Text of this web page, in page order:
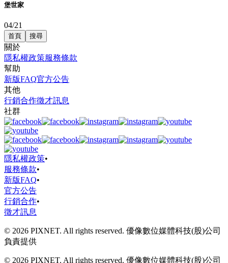
堡世家
04/21
首頁 搜尋
關於
隱私權政策服務條款
幫助
新版FAQ官方公告
其他
行銷合作徵才訊息
社群
隱私權政策•
服務條款•
新版FAQ•
官方公告
行銷合作•
徵才訊息
© 2026 PIXNET. All rights reserved. 優像數位媒體科技(股)公司
負責提供
© 2026 PIXNET. All rights reserved. 優像數位媒體科技(股)公司